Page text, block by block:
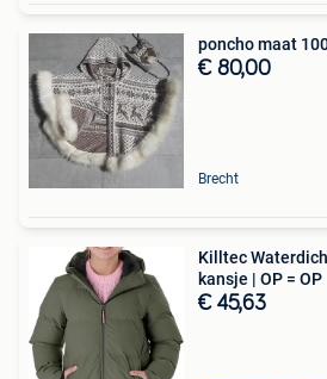
poncho maat
€ 80,00
Brecht
Killtec
kansje | OP = OP
€ 45,63